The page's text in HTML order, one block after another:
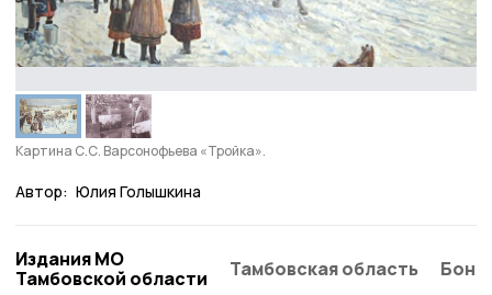
Картина С.С. Варсонофьева «Тройка».
Автор: Юлия Голышкина
Издания МО
Тамбовской области
Тамбовская область